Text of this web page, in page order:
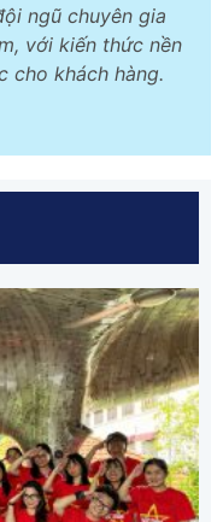
ngũ chuyên gia
với kiến thức nền
cho khách hàng.